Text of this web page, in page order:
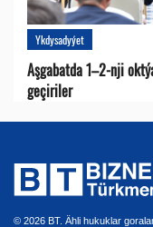
Ykdysadyýet
Aşgabatda 1–2-nji
geçiriler
© 2026 BT. Ähli hukuklar